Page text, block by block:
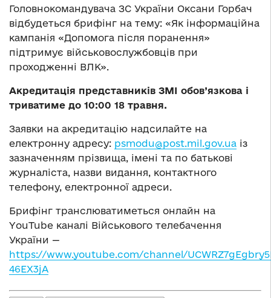
Головнокомандувача ЗС України Оксани Горбач
відбудеться брифінг на тему: «Як інформаційна
кампанія «Допомога після поранення»
підтримує військовослужбовців при
проходженні ВЛК».
Акредитація представників ЗМІ обов’язкова і
триватиме до 10:00 18 травня.
Заявки на акредитацію надсилайте на
електронну адресу: psmodu@post.mil.gov.ua із
зазначенням прізвища, імені та по батькові
журналіста, назви видання, контактного
телефону, електронної адреси.
Брифінг транслюватиметься онлайн на
YouTube каналі Військового телебачення
України —
https://www.youtube.com/channel/
46EX3jA